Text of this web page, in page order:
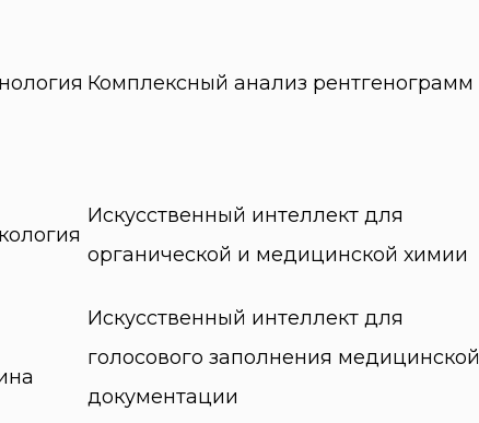
Комплексный анализ рентгенограмм
Искусственный интеллект для
органической и медицинской химии
Искусственный интеллект для
голосового заполнения медицинской
документации